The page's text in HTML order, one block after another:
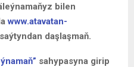
bilen
www.atavatan-
daşlaşmaň.
sahypasyna girip